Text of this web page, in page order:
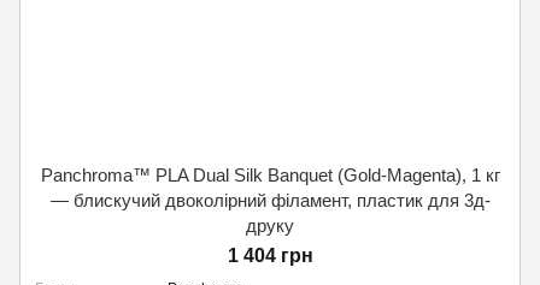
Panchroma™ PLA Dual Silk Banquet (Gold-Magenta), 1 кг
— блискучий двоколірний філамент, пластик для 3д-
друку
1 404 грн